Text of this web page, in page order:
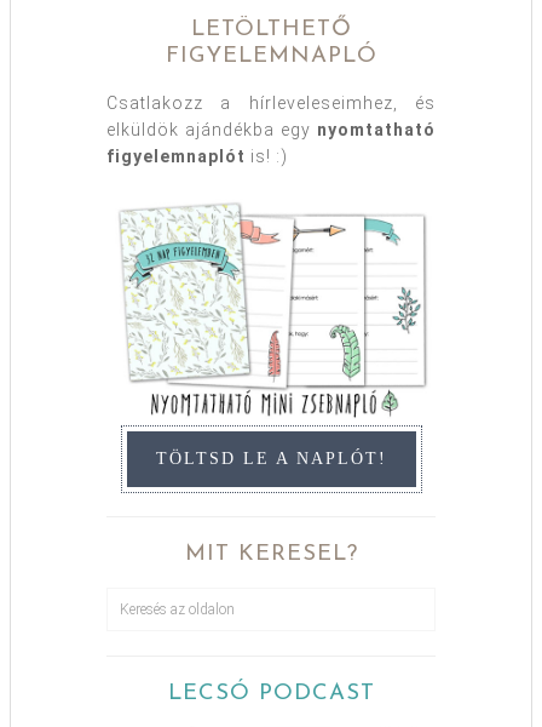
LETÖLTHETŐ
FIGYELEMNAPLÓ
Csatlakozz a hírleveleseimhez, és
elküldök ajándékba egy nyomtatható
figyelemnaplót is! :)
TÖLTSD LE A NAPLÓT!
MIT KERESEL?
LECSÓ PODCAST